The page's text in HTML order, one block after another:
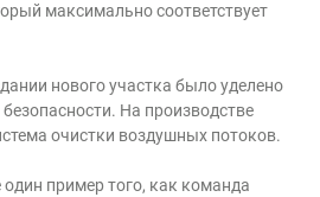
максимально соответствует
нового участка было уделено
На производстве
очистки воздушных потоков.
пример того, как команда